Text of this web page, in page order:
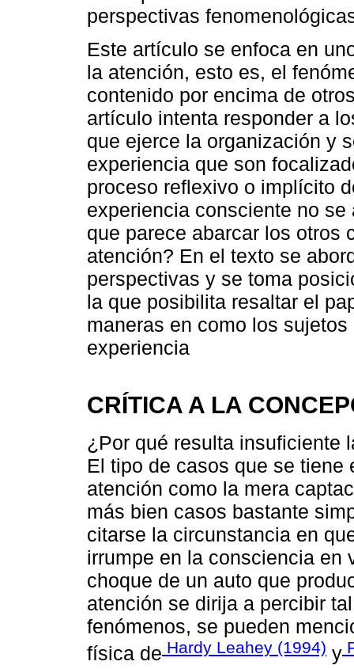
perspectivas
Este artículo se enfoca en
la atención, esto es, el
contenido por encima de
artículo intenta responder a
que ejerce la organización y
experiencia que son
proceso reflexivo o implícito
experiencia consciente no
que parece abarcar los otros
atención? En el texto se
perspectivas y se toma
la que posibilita resaltar el
maneras en como los
experiencia
CRÍTICA A LA
¿Por qué resulta insuficiente
El tipo de casos que se tiene
atención como la mera
más bien casos bastante
citarse la circunstancia en
irrumpe en la consciencia en
choque de un auto que
atención se dirija a percibir
fenómenos, se pueden
física de Hardy Leahey (1994) y